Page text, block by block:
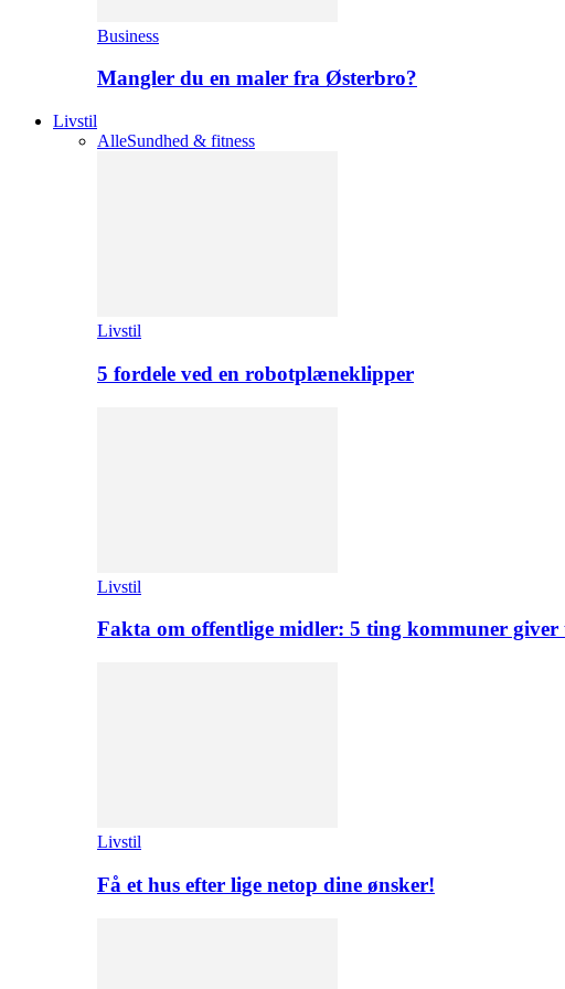
Business
Mangler du en maler fra Østerbro?
Livstil
AlleSundhed & fitness
Livstil
5 fordele ved en robotplæneklipper
Livstil
Fakta om offentlige midler: 5 ting kommuner
Livstil
Få et hus efter lige netop dine ønsker!